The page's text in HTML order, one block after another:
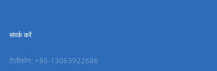
संपर्क करें
टेलीफोन: +86-13063922686